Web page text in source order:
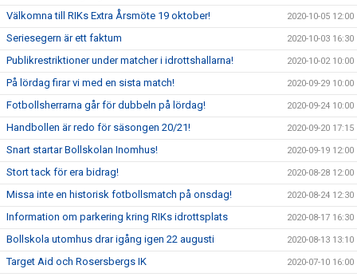
Välkomna till RIKs Extra Årsmöte 19 oktober! 2020-10-05 12:00
Seriesegern är ett faktum 2020-10-03 16:30
Publikrestriktioner under matcher i idrottshallarna! 2020-10-02 10:00
På lördag firar vi med en sista match! 2020-09-29 10:00
Fotbollsherrarna går för dubbeln på lördag! 2020-09-24 10:00
Handbollen är redo för säsongen 20/21! 2020-09-20 17:15
Snart startar Bollskolan Inomhus! 2020-09-19 12:00
Stort tack för era bidrag! 2020-08-28 12:00
Missa inte en historisk fotbollsmatch på onsdag! 2020-08-24 12:30
Information om parkering kring RIKs idrottsplats 2020-08-17 16:30
Bollskola utomhus drar igång igen 22 augusti 2020-08-13 13:10
Target Aid och Rosersbergs IK 2020-07-10 16:00